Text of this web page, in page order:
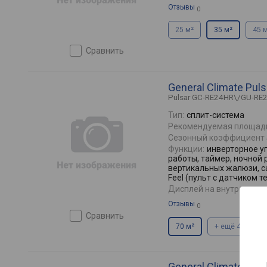
сравнить
Отзывы 0
25 м² 35 м² 45
сравнить
General Climate
Pulsar GC-RE24HR\/GU-
Тип: сплит-система
Рекомендуемая
Сезонный коэффициент
Функции: инверторное
работы, таймер, ночной
вертикальных жалюзи,
Feel (пульт с датчиком
Дисплей на внутреннем
Отзывы 0
70 м² + ещё 4